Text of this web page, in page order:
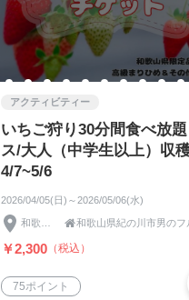
アクティビティー
いちご狩り30分間食べ放
ス/大人（中学生以上）収
4/7~5/6
2026/04/05(日)～2026/05/06(水)

￥2,300 （税込）
75ポイント